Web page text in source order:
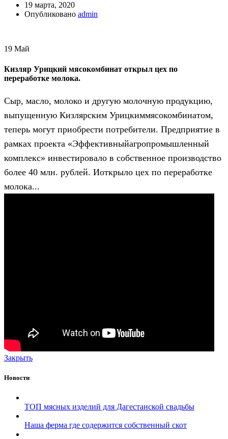
19 марта, 2020
Опубликовано admin
19 Май
Кизляр Урицкий мясокомбинат открыл цех по
переработке молока.
Сыр, масло, молоко и другую молочную продукцию,
выпущенную Кизлярским Урицкиммясокомбинатом,
теперь могут приобрести потребители. Предприятие в
рамках проекта «Эффективныйагропромышленный
комплекс» инвестировало в собственное производство
более 40 млн. рублей. Иоткрыло цех по переработке
молока...
Закрыть
Новости
ТОП мясных изделий для Дагестанской свадьбы
Наша ферма где содержится собственный скот